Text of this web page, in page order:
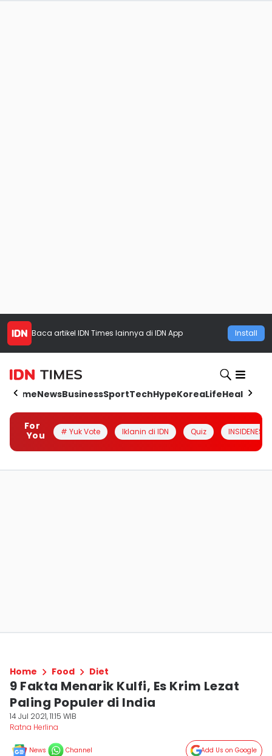
Baca artikel IDN Times lainnya di IDN App Install
HomeNewsBusinessSportTechHypeKoreaLifeHealth
For
You
# Yuk Vote Iklanin di IDN Quiz INSIDENESIA
Home Food Diet
9 Fakta Menarik Kulfi, Es Krim Lezat
Paling Populer di India
14 Jul 2021, 11:15 WIB
Ratna Herlina
News Channel Add Us on Google